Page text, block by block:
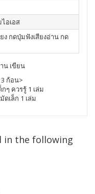
อเอส
ง กดปุ่มฟังเสียงอ่าน กด
น เขียน
ก้อน>
ๆ ควรรู้ 1 เล่ม
เล็ก 1 เล่ม
in the following